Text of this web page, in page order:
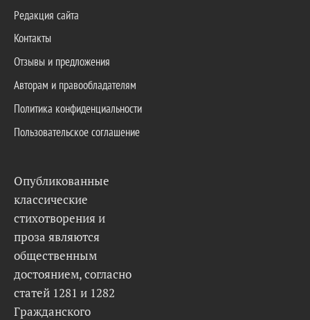
Редакция сайта
Контакты
Отзывы и предложения
Авторам и правообладателям
Политика конфиденциальности
Пользовательское соглашение
Опубликованные
классические
стихотворения и
проза являются
общественным
достоянием, согласно
статей 1281 и 1282
Гражданского